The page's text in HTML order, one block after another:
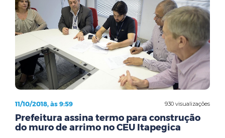
930 visualizações
11/10/2018, às 9:59
Prefeitura assina termo para construção
do muro de arrimo no CEU Itapegica